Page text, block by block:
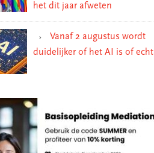
het dit jaar afweten
Vanaf 2 augustus wordt
duidelijker of het AI is of echt